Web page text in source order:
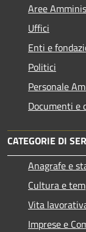
Aree
Uffici
Enti e
Politici
Personale
Documenti e
CATEGORIE DI
Anagrafe e
Cultura e
Vita
Imprese e